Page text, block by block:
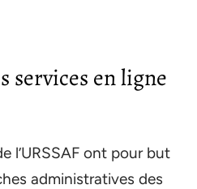
services en ligne
l’URSSAF ont pour but
administratives des